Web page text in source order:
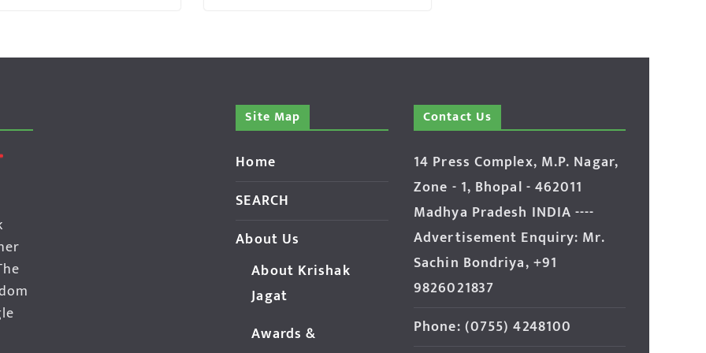
Site Map
Home
SEARCH
About Us
About Krishak
Jagat
Awards &
Contact Us
14 Press Complex, M.P. Nagar,
Zone - 1, Bhopal - 462011
Madhya Pradesh INDIA ----
Advertisement Enquiry: Mr.
Sachin Bondriya, +91
9826021837
Phone: (0755) 4248100